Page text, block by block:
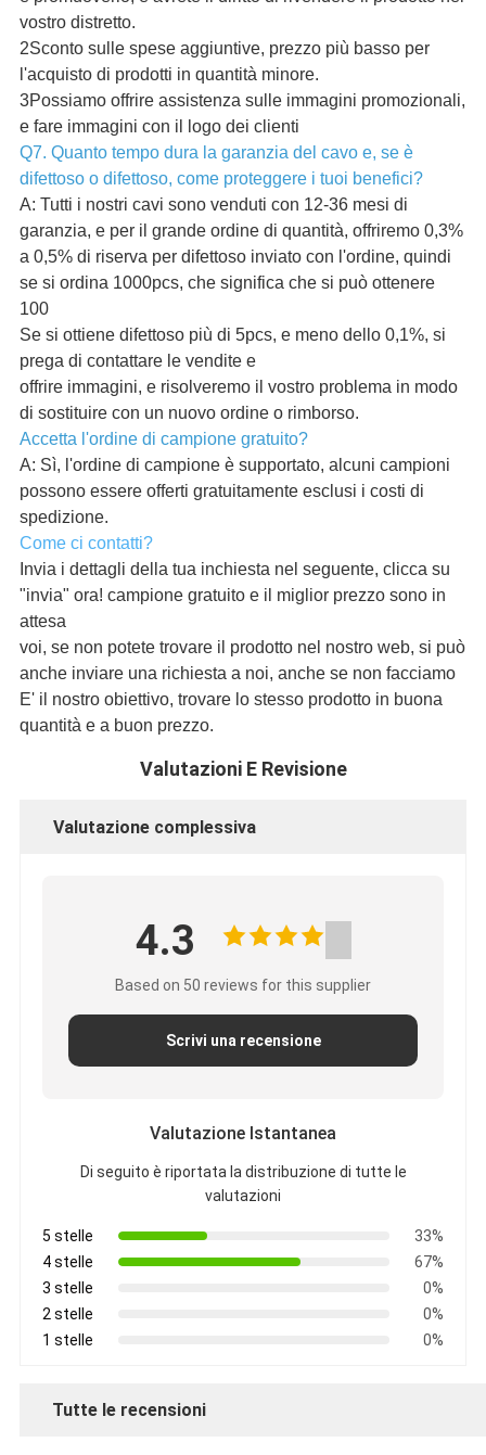
vostro distretto.
2Sconto sulle spese aggiuntive, prezzo più basso per
l'acquisto di prodotti in quantità minore.
3Possiamo offrire assistenza sulle immagini promozionali,
e fare immagini con il logo dei clienti
Q7. Quanto tempo dura la garanzia del cavo e, se è
difettoso o difettoso, come proteggere i tuoi benefici?
A: Tutti i nostri cavi sono venduti con 12-36 mesi di
garanzia, e per il grande ordine di quantità, offriremo 0,3%
a 0,5% di riserva per difettoso inviato con l'ordine, quindi
se si ordina 1000pcs, che significa che si può ottenere
100
Se si ottiene difettoso più di 5pcs, e meno dello 0,1%, si
prega di contattare le vendite e
offrire immagini, e risolveremo il vostro problema in modo
di sostituire con un nuovo ordine o rimborso.
Accetta l'ordine di campione gratuito?
A: Sì, l'ordine di campione è supportato, alcuni campioni
possono essere offerti gratuitamente esclusi i costi di
spedizione.
Come ci contatti?
Invia i dettagli della tua inchiesta nel seguente, clicca su
"invia" ora! campione gratuito e il miglior prezzo sono in
attesa
voi, se non potete trovare il prodotto nel nostro web, si può
anche inviare una richiesta a noi, anche se non facciamo
E' il nostro obiettivo, trovare lo stesso prodotto in buona
quantità e a buon prezzo.
Valutazioni E Revisione
Valutazione complessiva
4.3
Based on 50 reviews for this supplier
Scrivi una recensione
Valutazione Istantanea
Di seguito è riportata la distribuzione di tutte le
valutazioni
5 stelle
33%
4 stelle
67%
3 stelle
0%
2 stelle
0%
1 stelle
0%
Tutte le recensioni